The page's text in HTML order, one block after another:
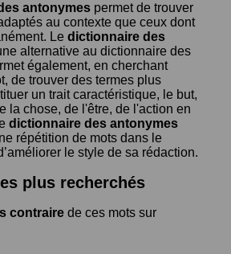
antonymes permet de trouver
au contexte que ceux dont
Le dictionnaire des
alternative au dictionnaire des
également, en cherchant
de trouver des termes plus
un trait caractéristique, le but,
la chose, de l'être, de l'action en
dictionnaire des antonymes
répétition de mots dans le
le style de sa rédaction.
plus recherchés
contraire de ces mots sur